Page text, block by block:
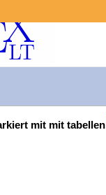
mit mit tabellen